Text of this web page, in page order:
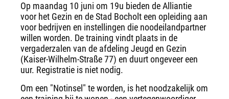
Op maandag 10 juni om 19u bieden de Alliantie
voor het Gezin en de Stad Bocholt een opleiding aan
voor bedrijven en instellingen die noodeilandpartner
willen worden. De training vindt plaats in de
vergaderzalen van de afdeling Jeugd en Gezin
(Kaiser-Wilhelm-Straße 77) en duurt ongeveer een
uur. Registratie is niet nodig.
Om een "Notinsel" te worden, is het noodzakelijk om